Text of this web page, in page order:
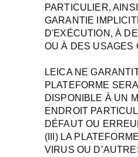
PARTICULIER,
GARANTIE
D'EXÉCUTION, À
OU À DES USAGES
LEICA NE
PLATEFORME
DISPONIBLE À UN
ENDROIT
DÉFAUT OU
(III) LA
VIRUS OU